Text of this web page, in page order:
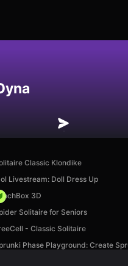
Classic Klondike
Livestream: Doll Dress Up
3D
Solitaire for Seniors
- Classic Solitaire
Phase Playground: Create